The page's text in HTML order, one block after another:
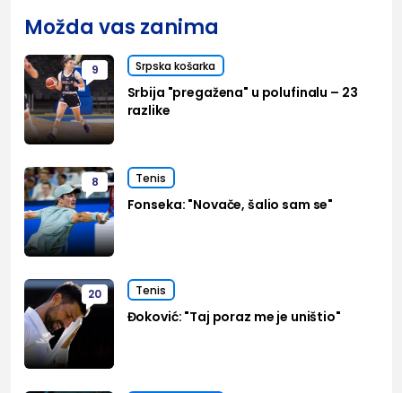
Možda vas zanima
9 Srpska košarka
Srbija "pregažena" u polufinalu – 23
razlike
8 Tenis
Fonseka: "Novače, šalio sam se"
20 Tenis
Đoković: "Taj poraz me je uništio"